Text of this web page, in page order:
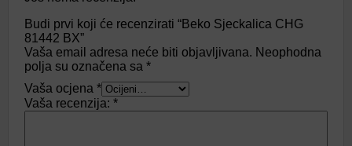
Budi prvi koji će recenzirati “Beko Sjeckalica CHG
81442 BX”
Vaša email adresa neće biti objavljivana. Neophodna
polja su označena sa *
Vaša ocjena *
Vaša recenzija: *